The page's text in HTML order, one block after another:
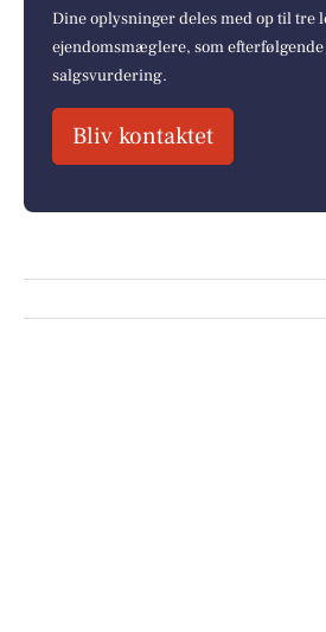
Dine oplysninger deles med op til tre
ejendomsmæglere, som
salgsvurdering.
Bliv kontaktet